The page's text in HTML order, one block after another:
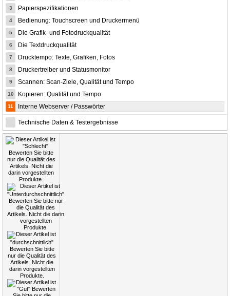
3 Papierspezifikationen
4 Bedienung: Touchscreen und Druckermenü
5 Die Grafik- und Fotodruckqualität
6 Die Textdruckqualität
7 Drucktempo: Texte, Grafiken, Fotos
8 Druckertreiber und Statusmonitor
9 Scannen: Scan-Ziele, Qualität und Tempo
10 Kopieren: Qualität und Tempo
11 Interne Webserver / Passwörter
Technische Daten & Testergebnisse